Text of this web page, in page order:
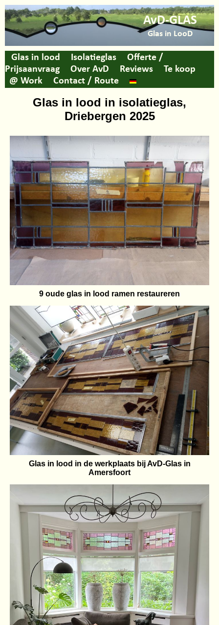
AvD-GLAS
Glas in LooD
Glas in lood Isolatieglas
Offerte /
Prijsaanvraag
Over AvD Reviews
Te koop
@ Work
Contact / Route
Glas in lood in isolatieglas,
Driebergen 2025
9 oude glas in lood ramen restaureren
Glas in lood in de werkplaats bij AvD-Glas in
Amersfoort